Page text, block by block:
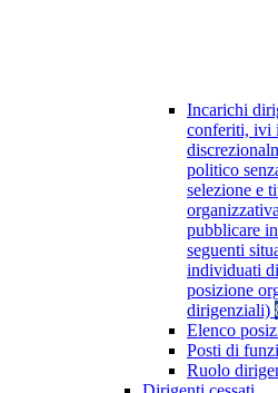
Incarichi
conferiti, ivi
politico
selezione e
pubblicare
seguenti
individuati
posizione
dirigenziali)
Elenco
Posti di
Ruolo